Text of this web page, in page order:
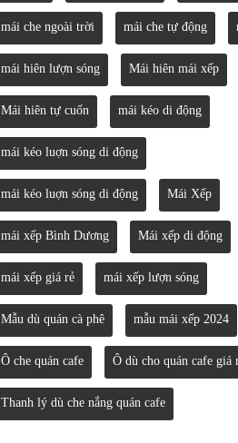
mái che ngoài trời mái che tự động
mái hiên lượn sóng Mái hiên mái xếp
Mái hiên tự cuốn mái kéo di động
mái kéo luợn sóng di động
mái kéo luợn sóng di động Mái Xếp
mái xếp Bình Dương Mái xếp di động
mái xếp giá rẻ mái xếp lượn sóng
Mẫu dù quán cà phê mẫu mái xếp 2024
Ô che quán cafe Ô dù cho quán cafe giá
Thanh lý dù che nắng quán cafe